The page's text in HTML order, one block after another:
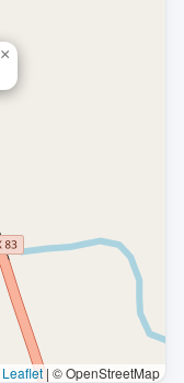
×
Leaflet| © OpenStreetMap